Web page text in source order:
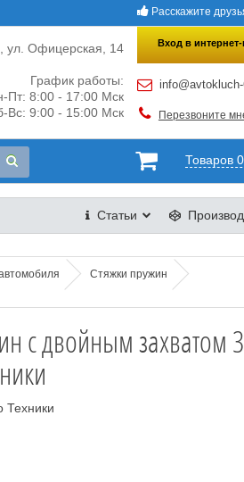
Расскажите
Вход в интернет-
Перезвоните
ул. Офицерская, 14
График работы:
Пт: 8:00 - 17:00 Мск
Вс: 9:00 - 15:00 Мск
Товаров
Статьи
Стяжки пружин
с двойным захватом
Техники